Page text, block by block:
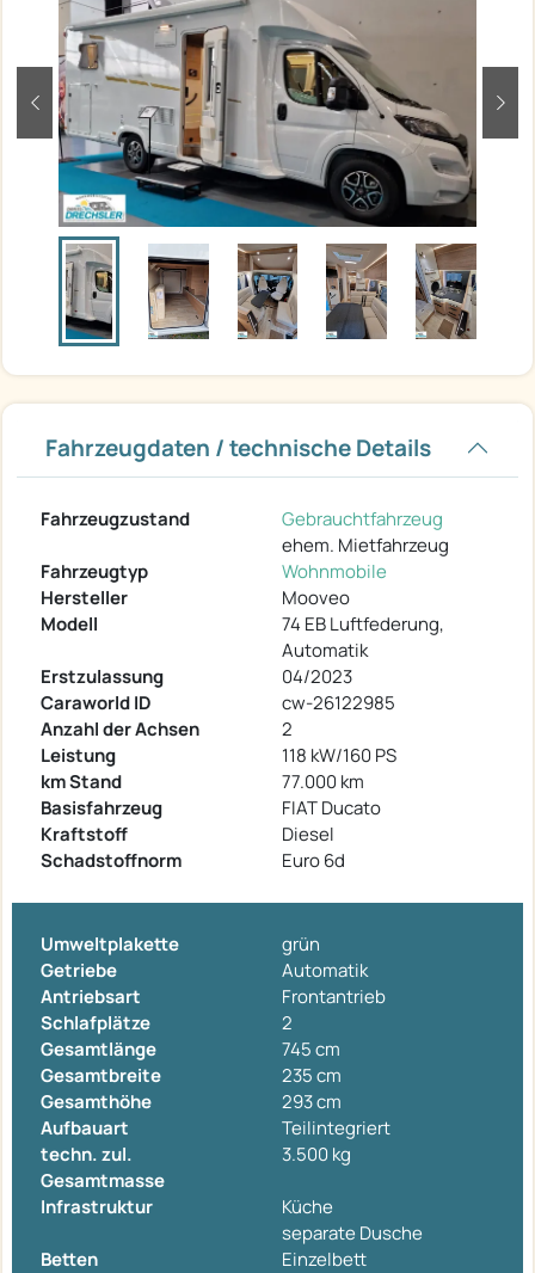
zurück
Fahrzeugdaten / technische Details
Fahrzeugzustand
Gebrauchtfahrzeug
ehem. Mietfahrzeug
Fahrzeugtyp
Wohnmobile
Hersteller
Mooveo
Modell
74 EB Luftfederung,
Automatik
Erstzulassung
04/2023
Caraworld ID
cw-26122985
Anzahl der Achsen
2
Leistung
118 kW/160 PS
km Stand
77.000 km
Basisfahrzeug
FIAT Ducato
Kraftstoff
Diesel
Schadstoffnorm
Euro 6d
Umweltplakette
grün
Getriebe
Automatik
Antriebsart
Frontantrieb
Schlafplätze
2
Gesamtlänge
745 cm
Gesamtbreite
235 cm
Gesamthöhe
293 cm
Aufbauart
Teilintegriert
techn. zul.
Gesamtmasse
3.500 kg
Infrastruktur
Küche
separate Dusche
Betten
Einzelbett